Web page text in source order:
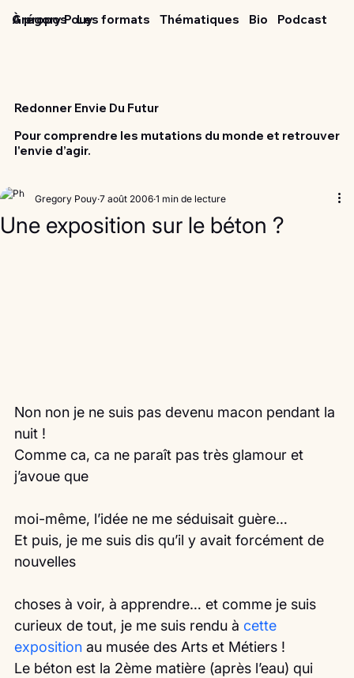
Grégory Pouy
À propos Les formats Thématiques Podcast
Bio
Redonner Envie Du Futur
Pour comprendre les mutations du monde et retrouver
l'envie d’agir.
Une exposition sur le béton ?
Gregory Pouy 7 août 2006 1 min de lecture
Non non je ne suis pas devenu macon pendant la
nuit !
Comme ca, ca ne paraît pas très glamour et
j’avoue que
moi-même, l’idée ne me séduisait guère…
Et puis, je me suis dis qu’il y avait forcément de
nouvelles
choses à voir, à apprendre… et comme je suis
curieux de tout, je me suis rendu à cette
exposition au musée des Arts et Métiers !
Le béton est la 2ème matière (après l’eau) qui